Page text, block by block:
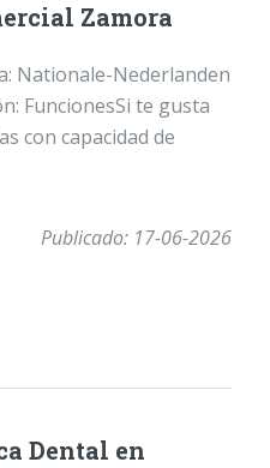
Zamora
Nationale-Nederlanden
FuncionesSi te gusta
con capacidad de
Publicado: 17-06-2026
Dental en